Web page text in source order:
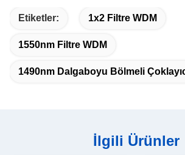
Etiketler: 1x2 Filtre WDM
1550nm Filtre WDM
1490nm Dalgaboyu Bölmeli
İlgili Ürünler